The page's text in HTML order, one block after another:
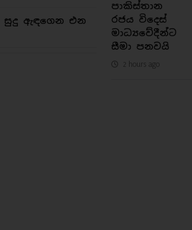
සුදු ඇඳගෙන එන
පාකිස්තාන
රජය විදෙස්
මාධ්‍යවේදීන්ට
සීමා පනවයි
2 hours ago